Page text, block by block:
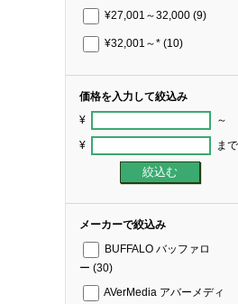
¥27,001～32,000 (9)
¥32,001～* (10)
価格を入力して絞込み
¥ ～
¥ まで
メーカーで絞込み
BUFFALO バッファロ
ー (30)
AVerMedia アバーメディ